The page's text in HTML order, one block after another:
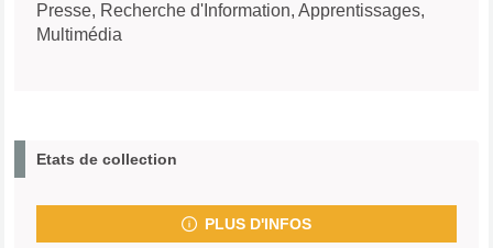
Presse, Recherche d'Information, Apprentissages,
Multimédia
Etats de collection
PLUS D'INFOS